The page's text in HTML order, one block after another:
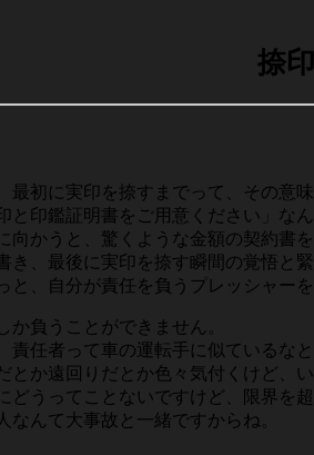
捺
最初に実印を捺すまでって、その意
と印鑑証明書をご用意ください」な
向かうと、驚くような金額の契約書を
き、最後に実印を捺す瞬間の覚悟と
と、自分が責任を負うプレッシャー
か負うことができません。
責任者って車の運転手に似ているなと
とか遠回りだとか色々気付くけど、
どうってことないですけど、限界を
なんて大事故と一緒ですからね。